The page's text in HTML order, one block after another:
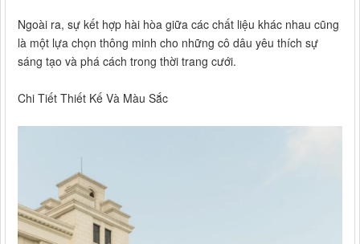
Ngoài ra, sự kết hợp hài hòa giữa các chất liệu khác nhau cũng
là một lựa chọn thông minh cho những cô dâu yêu thích sự
sáng tạo và phá cách trong thời trang cưới.
Chi Tiết Thiết Kế Và Màu Sắc